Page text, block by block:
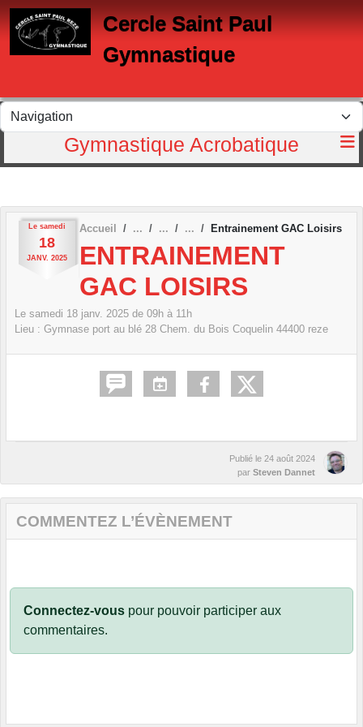
Cercle Saint Paul
Gymnastique
Gymnastique Acrobatique
Le samedi
18
JANV. 2025
Accueil Entrainement GAC Loisirs
ENTRAINEMENT
GAC LOISIRS
Le samedi 18 janv. 2025 de 09h à 11h
Lieu : Gymnase port au blé 28 Chem. du Bois Coquelin 44400 reze
Publié le 24 août 2024
par Steven Dannet
COMMENTEZ L’ÉVÈNEMENT
Connectez-vous pour pouvoir participer aux
commentaires.
Panneau de gestion des cookies